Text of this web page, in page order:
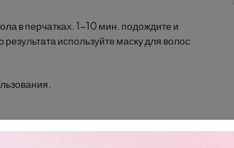
в перчатках. 1-10 мин. подождите и
используйте маску для волос